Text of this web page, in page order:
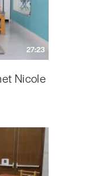
27:23
Nicole